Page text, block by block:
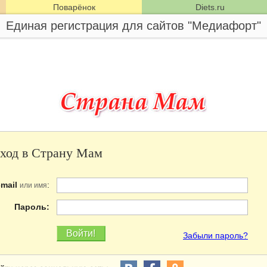
Поварёнок Diets.ru
Единая регистрация для сайтов "Медиафорт"
в Страну Мам
или имя:
Пароль:
Забыли пароль?